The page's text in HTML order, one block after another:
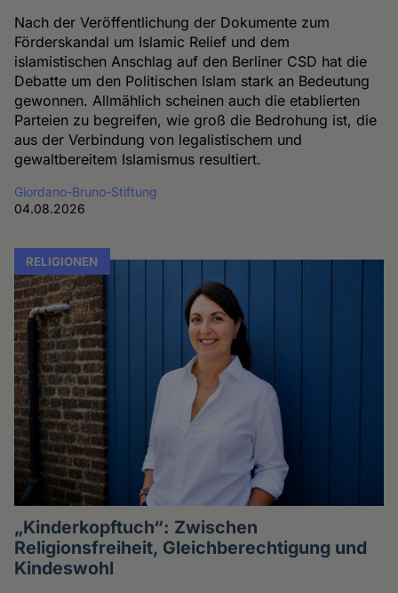
Nach der Veröffentlichung der Dokumente zum
Förderskandal um Islamic Relief und dem
islamistischen Anschlag auf den Berliner CSD hat die
Debatte um den Politischen Islam stark an Bedeutung
gewonnen. Allmählich scheinen auch die etablierten
Parteien zu begreifen, wie groß die Bedrohung ist, die
aus der Verbindung von legalistischem und
gewaltbereitem Islamismus resultiert.
Giordano-Bruno-Stiftung
04.08.2026
RELIGIONEN
„Kinderkopftuch“: Zwischen
Religionsfreiheit, Gleichberechtigung und
Kindeswohl